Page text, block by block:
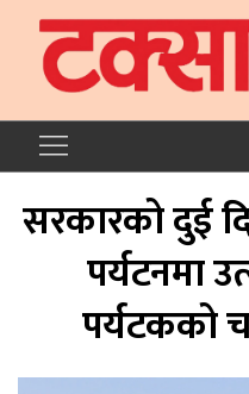
सरकारको दुई
पर्यटनमा
पर्यटकको